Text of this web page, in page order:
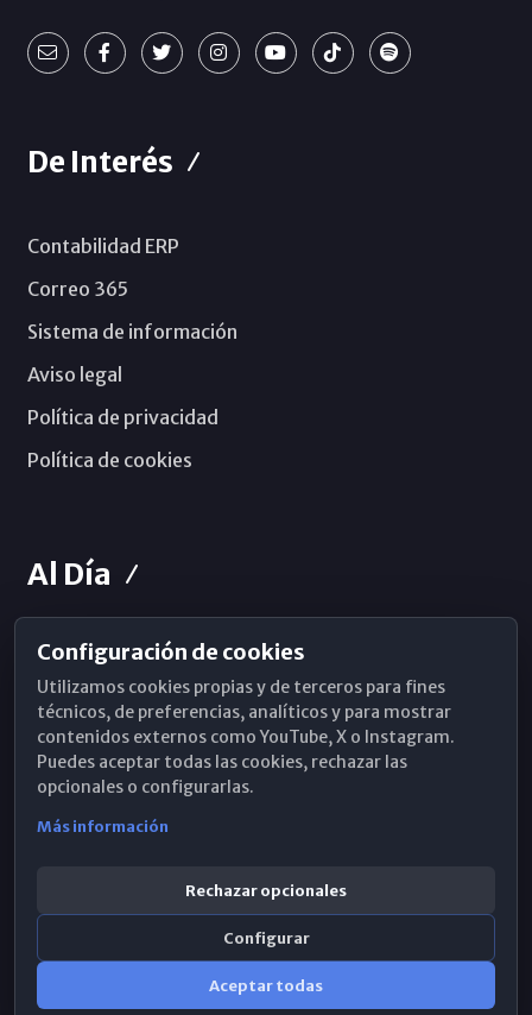
De Interés
Contabilidad ERP
Correo 365
Sistema de información
Aviso legal
Política de privacidad
Política de cookies
Al Día
Horarios de Misa
Hemeroteca
WhatsApp
Configuración de cookies
Utilizamos cookies propias y de terceros para fines
técnicos, de preferencias, analíticos y para mostrar
contenidos externos como YouTube, X o Instagram.
Puedes aceptar todas las cookies, rechazar las
opcionales o configurarlas.
Más información
Rechazar opcionales
Configurar
Aceptar todas